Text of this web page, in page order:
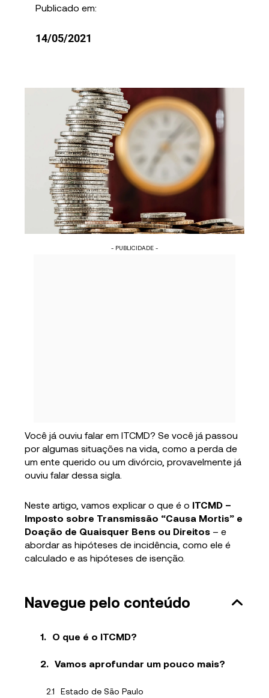
Publicado em:
14/05/2021
- PUBLICIDADE -
Você já ouviu falar em ITCMD? Se você já passou
por algumas situações na vida, como a perda de
um ente querido ou um divórcio, provavelmente já
ouviu falar dessa sigla.
Neste artigo, vamos explicar o que é o ITCMD –
Imposto sobre Transmissão “Causa Mortis” e
Doação de Quaisquer Bens ou Direitos – e
abordar as hipóteses de incidência, como ele é
calculado e as hipóteses de isenção.
Navegue pelo conteúdo
O que é o ITCMD?
Vamos aprofundar um pouco mais?
Estado de São Paulo